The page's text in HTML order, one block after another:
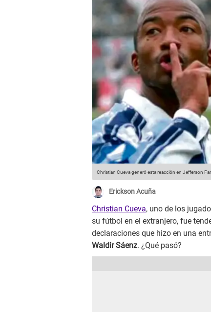
Christian Cueva generó esta reacción en Jefferson
Erickson Acuña
Christian Cueva, uno de los
su fútbol en el extranjero, fue
declaraciones que hizo en una
Waldir Sáenz. ¿Qué pasó?